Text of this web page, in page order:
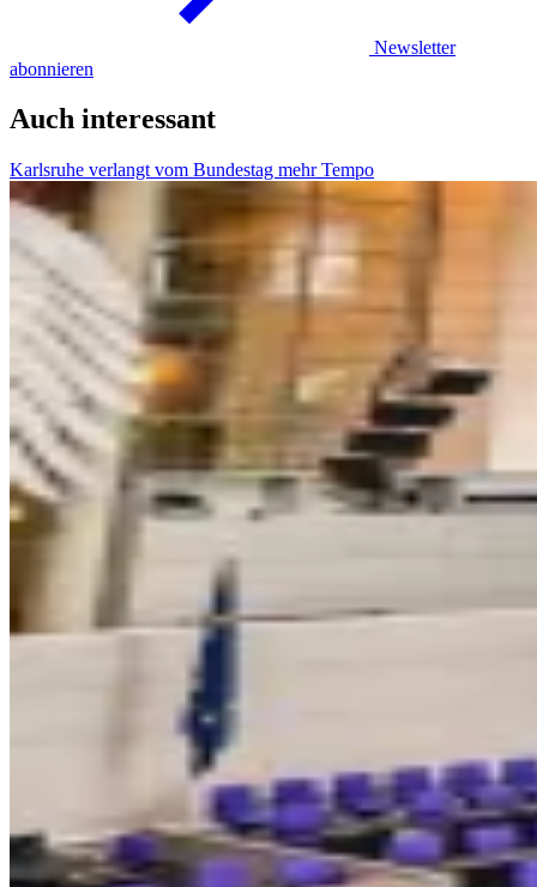
Newsletter
abonnieren
Auch interessant
Karlsruhe verlangt vom Bundestag mehr Tempo